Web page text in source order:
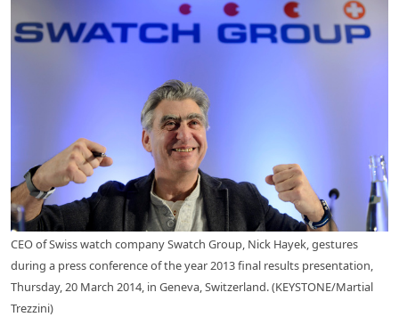
CEO of Swiss watch company Swatch Group, Nick Hayek, gestures
during a press conference of the year 2013 final results presentation,
Thursday, 20 March 2014, in Geneva, Switzerland. (KEYSTONE/Martial
Trezzini)